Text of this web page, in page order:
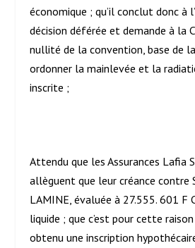
économique ; qu’il conclut donc à
décision déférée et demande à la
nullité de la convention, base de
ordonner la mainlevée et la
inscrite ;
Attendu que les Assurances Lafia
allèguent que leur créance contre
LAMINE, évaluée à 27.555. 601 F
liquide ; que c’est pour cette
obtenu une inscription